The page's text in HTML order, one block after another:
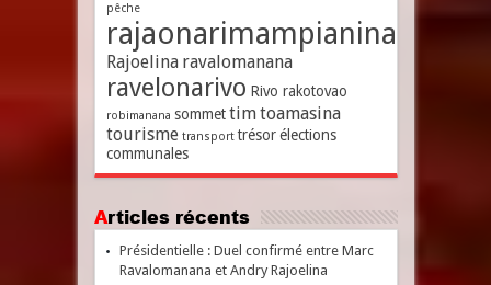
pêche
rajaonarimampianina
Rajoelina ravalomanana
ravelonarivo Rivo rakotovao
robimanana sommet timtoamasina
tourisme transport trésor élections
communales
Articles récents
Présidentielle : Duel confirmé entre Marc
Ravalomanana et Andry Rajoelina